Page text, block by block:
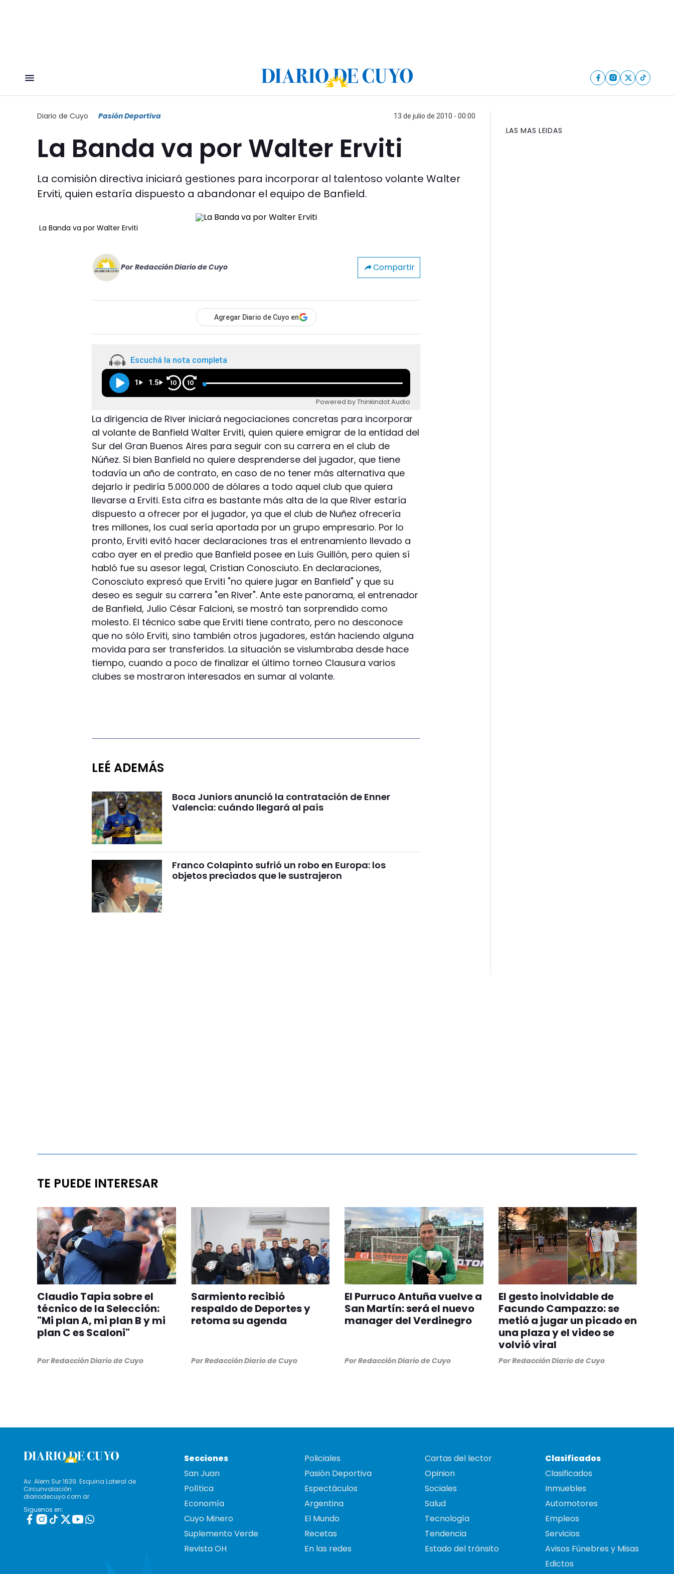
Diario de Cuyo Pasión Deportiva 13 de julio de 2010 - 00:00
La Banda va por Walter Erviti
La comisión directiva iniciará gestiones para incorporar al talentoso volante Walter
Erviti, quien estaría dispuesto a abandonar el equipo de Banfield.
La Banda va por Walter Erviti
Por Redacción Diario de Cuyo Compartir
Agregar Diario de Cuyo en
Escuchá la nota completa
1 1.5 10 10
Powered by Thinkindot Audio
La dirigencia de River iniciará negociaciones concretas para incorporar
al volante de Banfield Walter Erviti, quien quiere emigrar de la entidad del
Sur del Gran Buenos Aires para seguir con su carrera en el club de
Núñez. Si bien Banfield no quiere desprenderse del jugador, que tiene
todavía un año de contrato, en caso de no tener más alternativa que
dejarlo ir pediría 5.000.000 de dólares a todo aquel club que quiera
llevarse a Erviti. Esta cifra es bastante más alta de la que River estaría
dispuesto a ofrecer por el jugador, ya que el club de Nuñez ofrecería
tres millones, los cual sería aportada por un grupo empresario. Por lo
pronto, Erviti evitó hacer declaraciones tras el entrenamiento llevado a
cabo ayer en el predio que Banfield posee en Luis Guillón, pero quien sí
habló fue su asesor legal, Cristian Conosciuto. En declaraciones,
Conosciuto expresó que Erviti "no quiere jugar en Banfield" y que su
deseo es seguir su carrera "en River". Ante este panorama, el entrenador
de Banfield, Julio César Falcioni, se mostró tan sorprendido como
molesto. El técnico sabe que Erviti tiene contrato, pero no desconoce
que no sólo Erviti, sino también otros jugadores, están haciendo alguna
movida para ser transferidos. La situación se vislumbraba desde hace
tiempo, cuando a poco de finalizar el último torneo Clausura varios
clubes se mostraron interesados en sumar al volante.
LEÉ ADEMÁS
Boca Juniors anunció la contratación de Enner
Valencia: cuándo llegará al país
Franco Colapinto sufrió un robo en Europa: los
objetos preciados que le sustrajeron
LAS MAS LEIDAS
TE PUEDE INTERESAR
Claudio Tapia sobre el
técnico de la Selección:
"Mi plan A, mi plan B y mi
plan C es Scaloni"
PorRedacción Diario de Cuyo
Sarmiento recibió
respaldo de Deportes y
retoma su agenda
PorRedacción Diario de Cuyo
El Purruco Antuña vuelve a
San Martín: será el nuevo
manager del Verdinegro
PorRedacción Diario de Cuyo
El gesto inolvidable de
Facundo Campazzo: se
metió a jugar un picado en
una plaza y el video se
volvió viral
PorRedacción Diario de Cuyo
Av. Alem Sur 1639. Esquina Lateral de
Circunvalación
diariodecuyo.com.ar
Siguenos en:
Secciones
San Juan
Política
Economía
Cuyo Minero
Suplemento Verde
Revista OH
Policiales
Pasión Deportiva
Espectáculos
Argentina
El Mundo
Recetas
En las redes
Cartas del lector
Opinion
Sociales
Salud
Tecnología
Tendencia
Estado del tránsito
Clasificados
Clasificados
Inmuebles
Automotores
Empleos
Servicios
Avisos Fúnebres y Misas
Edictos